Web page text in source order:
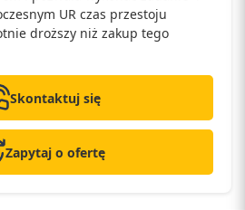
UR czas przestoju
droższy niż zakup tego
Skontaktuj się
Zapytaj o ofertę